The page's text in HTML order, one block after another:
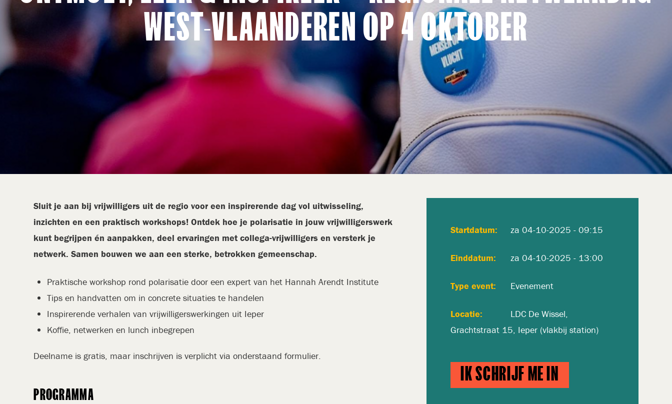
WEST-VLAANDEREN OP 4 OKTOBER
Sluit je aan bij vrijwilligers uit de regio voor een inspirerende dag vol uitwisseling,
inzichten en een praktisch workshops! Ontdek hoe je polarisatie in jouw vrijwilligerswerk
kunt begrijpen én aanpakken, deel ervaringen met collega-vrijwilligers en versterk je
netwerk. Samen bouwen we aan een sterke, betrokken gemeenschap.
Praktische workshop rond polarisatie door een expert van het Hannah Arendt Institute
Tips en handvatten om in concrete situaties te handelen
Inspirerende verhalen van vrijwilligerswerkingen uit Ieper
Koffie, netwerken en lunch inbegrepen
Deelname is gratis, maar inschrijven is verplicht via onderstaand formulier.
PROGRAMMA
Startdatum za 04-10-2025 - 09:15
Einddatum za 04-10-2025 - 13:00
Type event Evenement
Locatie
LDC De Wissel,
Grachtstraat 15, Ieper (vlakbij station)
IK SCHRIJF ME IN